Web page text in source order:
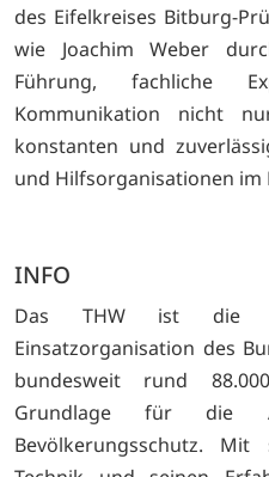
des Eifelkreises Bitburg-
wie Joachim Weber
Führung, fachliche
Kommunikation nicht
konstanten und
und Hilfsorganisationen im
INFO
Das THW ist die
Einsatzorganisation des
bundesweit rund
Grundlage für die
Bevölkerungsschutz. Mit